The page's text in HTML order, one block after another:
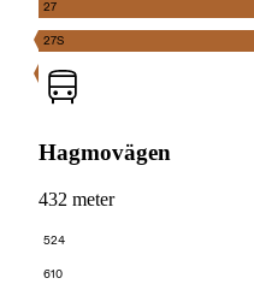
27
27S
Hagmovägen
432 meter
524
610